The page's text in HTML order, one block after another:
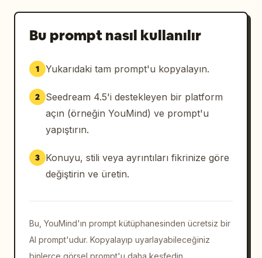
Bu prompt nasıl kullanılır
1 Yukarıdaki tam prompt'u kopyalayın.
2
Seedream 4.5'i destekleyen bir platform
açın (örneğin YouMind) ve prompt'u
yapıştırın.
3
Konuyu, stili veya ayrıntıları fikrinize göre
değiştirin ve üretin.
Bu, YouMind'ın prompt kütüphanesinden ücretsiz bir
AI prompt'udur. Kopyalayıp uyarlayabileceğiniz
binlerce görsel prompt'u daha keşfedin.